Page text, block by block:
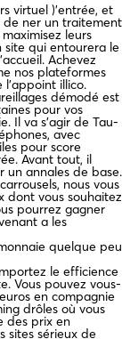
virtuel )’entrée, et
de ner un traitement
leurs
site qui entourera le
Achevez
nos plateformes
illico.
démodé est
pour vos
Il va s’agir de Tau-
avec
pour score
Avant tout, il
annales de base.
nous vous
dont vous souhaitez
pourrez gagner
a les
quelque peu
le efficience
Vous pouvez vous-
en compagnie
drôles où vous
des prix en
sites sérieux de